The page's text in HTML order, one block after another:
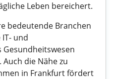
Leben bereichert.
bedeutende Branchen
und
die Nähe zu
in Frankfurt fördert